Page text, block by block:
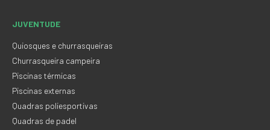
JUVENTUDE
Quiosques e churrasqueiras
Churrasqueira campeira
Piscinas térmicas
Piscinas externas
Quadras poliesportivas
Quadras de padel